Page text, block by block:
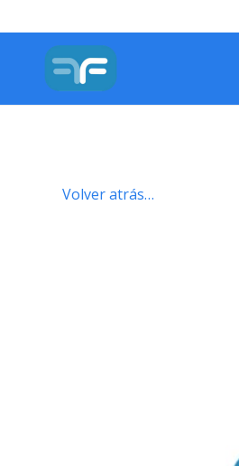
Volver atrás…